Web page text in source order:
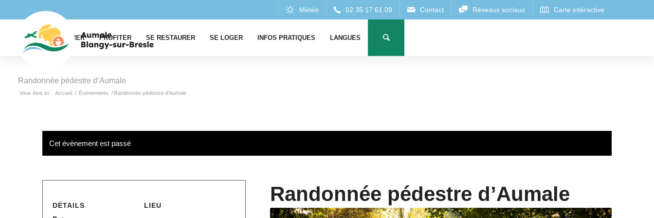
EXPLORER PROFITER SE RESTAURER SE LOGER INFOS PRATIQUES LANGUES
Randonnée pédestre d’Aumale
Vous êtes ici : Accueil / Évènements / Randonnée pédestre d’Aumale
Cet évènement est passé
Randonnée pédestre d’Aumale
DÉTAILS LIEU